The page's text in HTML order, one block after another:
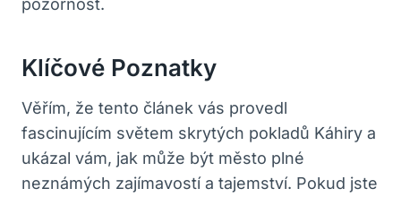
Klíčové Poznatky
Věřím, že tento článek vás provedl
fascinujícím světem skrytých pokladů Káhiry a
ukázal vám, jak může být město plné
neznámých zajímavostí a tajemství. Pokud jste